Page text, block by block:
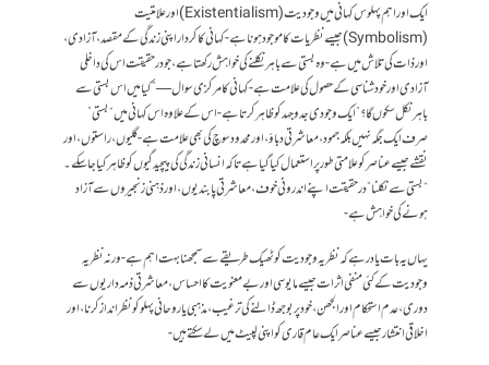
ایک اور اہم پہلو س کہانی میں وجودیت (Existentialism) اور علامتیت
(Symbolism) جیسے نظریات کا موجود ہونا ہے- کہانی کا کردار اپنی زندگی کے مقصد، آزادی،
اور ذات کی تلاش میں ہے- وہ بستی سے باہر نکلنے کی خواہش رکھتا ہے، جو درحقیقت اس کی داخلی
آزادی اور خود شناسی کے حصول کی علامت ہے- کہانی کا مرکزی سوال—”کیا میں اس بستی سے
باہر نکل سکوں گا؟” ایک وجودی جدوجہد کو ظاہر کرتا ہے- اس کے علاوہ اس کہانی میں “بستی”
صرف ایک جگہ نہیں بلکہ جمود، معاشرتی دباؤ، اور محدود سوچ کی بھی علامت ہے- گلیوں، راستوں، اور
نقشے جیسے عناصر کو علامتی طور پر استعمال کیا گیا ہے تاکہ انسانی زندگی کی پیچیدگیوں کو ظاہر کیا جا سکے۔
“بستی سے نکلنا” درحقیقت اپنے اندرونی خوف، معاشرتی پابندیوں، اور ذہنی زنجیروں سے آزاد
ہونے کی خواہش ہے-
یہاں یہ بات یاد رہے کہ نظریہ وجودیت کو ٹھیک طریقے سے سمجھنا بہت اہم ہے- ورنہ نظریہ
وجودیت کے کئی منفی اثرات جیسے مایوسی اور بے معنویت کا احساس، معاشرتی ذمہ داریوں سے
دوری، عدم استحکام اور الجھن، خود پر بوجھ ڈالنے کی ترغیب، مذہبی یا روحانی پہلو کو نظرانداز کرنا، اور
اخلاقی انتشار جیسے عناصر ایک عام قاری کو اپنی لپیٹ میں لے سکتے ہیں-